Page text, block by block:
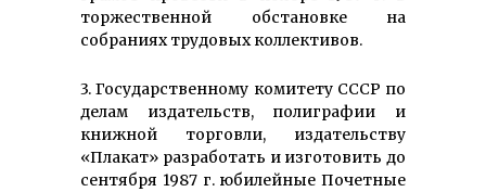
торжественной обстановке на
собраниях трудовых коллективов.
3. Государственному комитету СССР по
делам издательств, полиграфии и
книжной торговли, издательству
«Плакат» разработать и изготовить до
сентября 1987 г. юбилейные Почетные